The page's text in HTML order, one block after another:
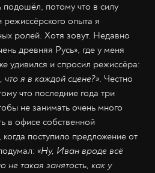
подошёл, потому что в силу
опыта я
ролей. Хотя зовут. Недавно
древняя Русь», где у меня
удивился и спросил режиссёра:
что я в каждой сцене?». Честно
что последние года три
не занимать очень много
в офисе собственной
поступило предложение от
«Ну, Иван вроде всё
такая занятость, как у